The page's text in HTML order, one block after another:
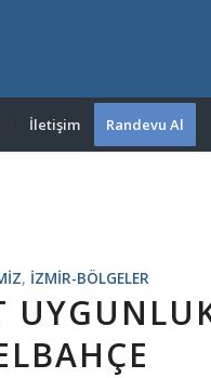
İletişim Randevu Al
, IZMIR-BÖLGELER